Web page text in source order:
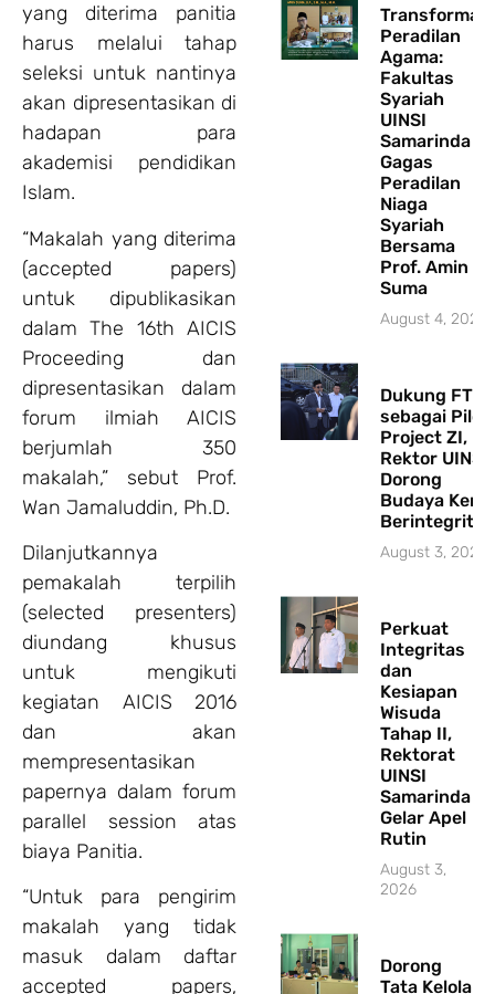
yang diterima panitia
harus melalui tahap
seleksi untuk nantinya
akan dipresentasikan di
hadapan para
akademisi pendidikan
Islam.
“Makalah yang diterima
(accepted papers)
untuk dipublikasikan
dalam The 16th AICIS
Proceeding dan
dipresentasikan dalam
forum ilmiah AICIS
berjumlah 350
makalah,” sebut Prof.
Wan Jamaluddin, Ph.D.
Dilanjutkannya
pemakalah terpilih
(selected presenters)
diundang khusus
untuk mengikuti
kegiatan AICIS 2016
dan akan
mempresentasikan
papernya dalam forum
parallel session atas
biaya Panitia.
“Untuk para pengirim
makalah yang tidak
masuk dalam daftar
accepted papers,
Transformasi
Peradilan
Agama:
Fakultas
Syariah
UINSI
Samarinda
Gagas
Peradilan
Niaga
Syariah
Bersama
Prof. Amin
Suma
August 4, 2026
Dukung FTIK
sebagai Pilot
Project ZI,
Rektor UINSI
Dorong
Budaya Kerja
Berintegritas
August 3, 2026
Perkuat
Integritas
dan
Kesiapan
Wisuda
Tahap II,
Rektorat
UINSI
Samarinda
Gelar Apel
Rutin
August 3,
2026
Dorong
Tata Kelola